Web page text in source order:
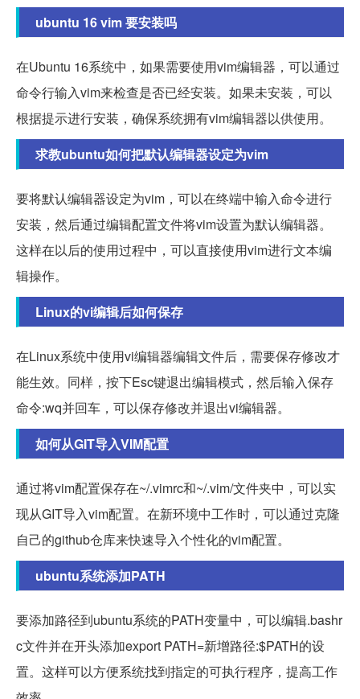
ubuntu 16 vim 要安装吗
在Ubuntu 16系统中，如果需要使用vim编辑器，可以通过
命令行输入vim来检查是否已经安装。如果未安装，可以
根据提示进行安装，确保系统拥有vim编辑器以供使用。
求教ubuntu如何把默认编辑器设定为vim
要将默认编辑器设定为vim，可以在终端中输入命令进行
安装，然后通过编辑配置文件将vim设置为默认编辑器。
这样在以后的使用过程中，可以直接使用vim进行文本编
辑操作。
Linux的vi编辑后如何保存
在Linux系统中使用vi编辑器编辑文件后，需要保存修改才
能生效。同样，按下Esc键退出编辑模式，然后输入保存
命令:wq并回车，可以保存修改并退出vi编辑器。
如何从GIT导入VIM配置
通过将vim配置保存在~/.vimrc和~/.vim/文件夹中，可以实
现从GIT导入vim配置。在新环境中工作时，可以通过克隆
自己的github仓库来快速导入个性化的vim配置。
ubuntu系统添加PATH
要添加路径到ubuntu系统的PATH变量中，可以编辑.bashr
c文件并在开头添加export PATH=新增路径:$PATH的设
置。这样可以方便系统找到指定的可执行程序，提高工作